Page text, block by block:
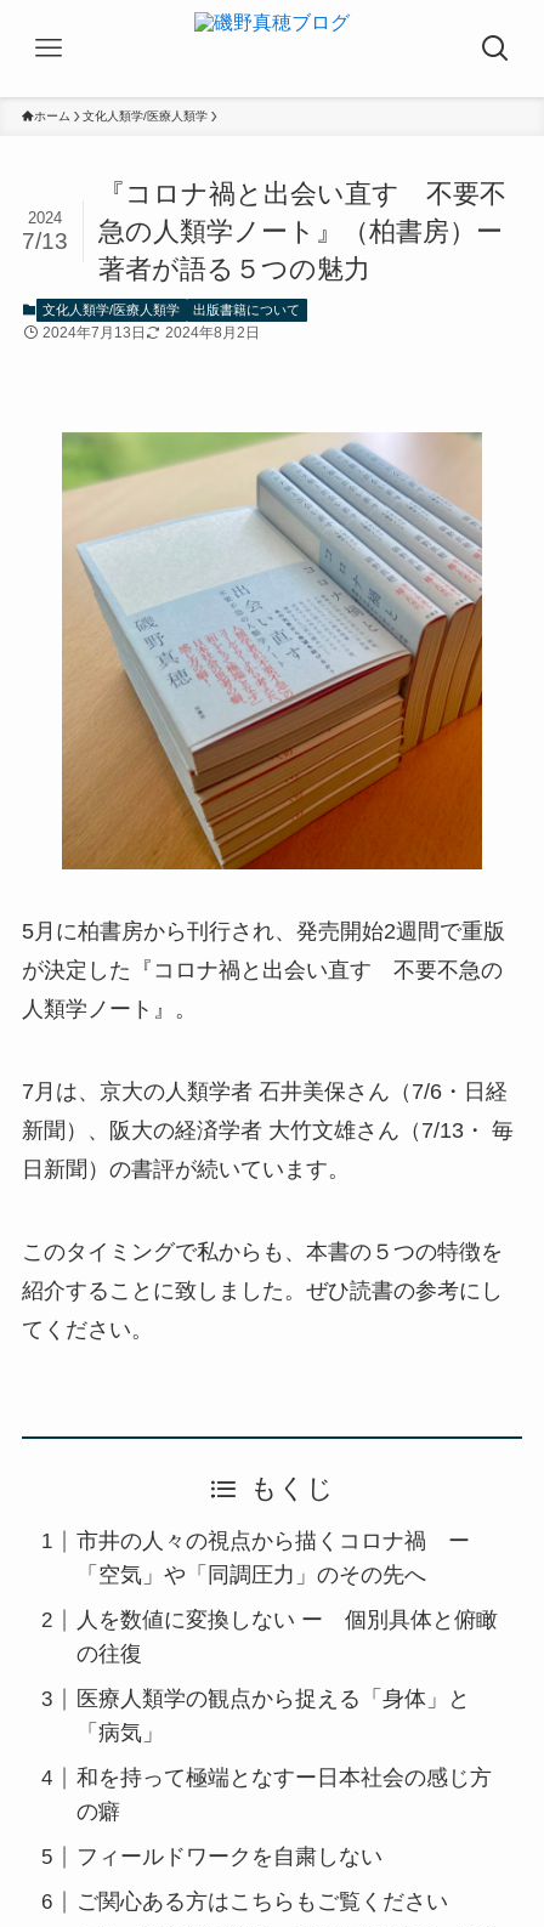
ホーム 文化人類学/医療人類学
『コロナ禍と出会い直す 不要不
急の人類学ノート』（柏書房）ー
著者が語る５つの魅力
2024
7/13
文化人類学/医療人類学 出版書籍について
2024年7月13日 2024年8月2日
5月に柏書房から刊行され、発売開始2週間で重版
が決定した『コロナ禍と出会い直す 不要不急の
人類学ノート』。
7月は、京大の人類学者 石井美保さん（7/6・日経
新聞）、阪大の経済学者 大竹文雄さん（7/13・ 毎
日新聞）の書評が続いています。
このタイミングで私からも、本書の５つの特徴を
紹介することに致しました。ぜひ読書の参考にし
てください。
もくじ
市井の人々の視点から描くコロナ禍 ー
「空気」や「同調圧力」のその先へ
人を数値に変換しない ー 個別具体と俯瞰
の往復
医療人類学の観点から捉える「身体」と
「病気」
和を持って極端となすー日本社会の感じ方
の癖
フィールドワークを自粛しない
ご関心ある方はこちらもご覧ください